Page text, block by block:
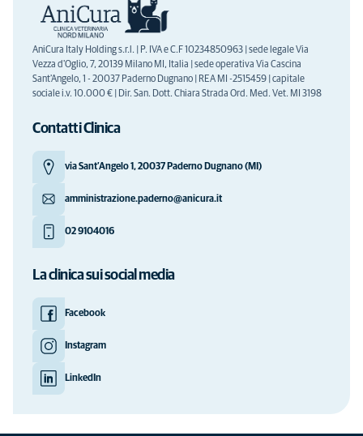
AniCura Italy Holding s.r.l. | P. IVA e C.F 10234850963 | sede legale Via
Vezza d'Oglio, 7, 20139 Milano MI, Italia | sede operativa Via Cascina
Sant'Angelo, 1 - 20037 Paderno Dugnano | REA MI -2515459 | capitale
sociale i.v. 10.000 € | Dir. San. Dott. Chiara Strada Ord. Med. Vet. MI 3198
Contatti Clinica
via Sant’Angelo 1, 20037 Paderno Dugnano (MI)
amministrazione.paderno@anicura.it
02 9104016
La clinica sui social media
Facebook
Instagram
LinkedIn